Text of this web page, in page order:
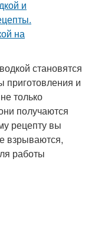
становятся
приготовления и
только
получаются
рецепту вы
взрываются,
работы